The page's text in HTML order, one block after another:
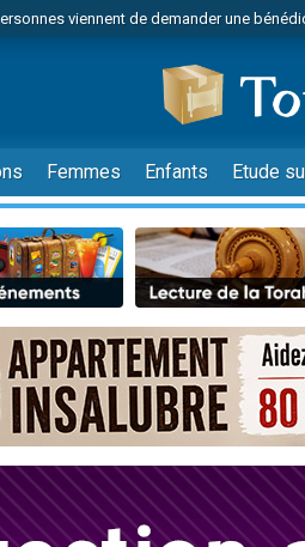
viennent de demander une
16 personnes viennent de faire un don pour
viennent de nous rejoindre sur
viennent de nous rejoindre sur
personnes viennent de faire un don pour
personnes viennent de faire un don pour 1
viennent de demander une
viennent de nous rejoindre sur
Il reste 49 places pour étudier en groupe sur
de donner son Maasser
viennent de nous rejoindre sur
viennent de nous rejoindre sur
vient de donner son Maasser
personnes viennent de faire un don pour
Femmes Enfants Etude